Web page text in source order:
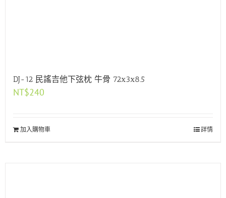
DJ-12 民謠吉他下弦枕 牛骨 72x3x8.5
NT$240
加入購物車 詳情